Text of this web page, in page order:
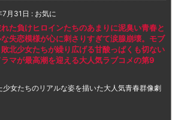
月31日 : お気に
た負けヒロインたちのあまりに泥臭い青春と
な失恋模様が心に刺さりすぎて涙腺崩壊。モブ
北少女たちが繰り広げる甘酸っぱくも切ない
ラマが最高潮を迎える大人気ラブコメの第9
女たちのリアルな姿を描いた大人気青春群像劇